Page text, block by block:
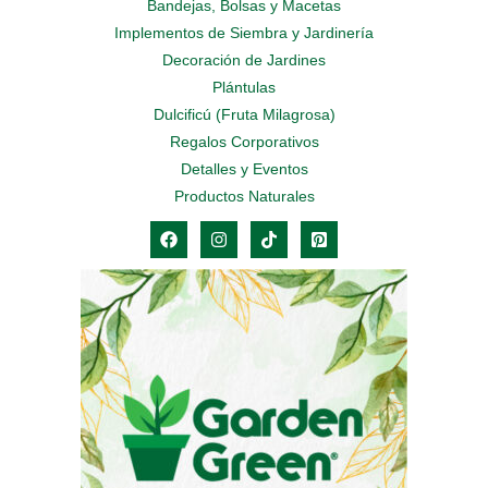
Bandejas, Bolsas y Macetas
Implementos de Siembra y Jardinería
Decoración de Jardines
Plántulas
Dulcificú (Fruta Milagrosa)
Regalos Corporativos
Detalles y Eventos
Productos Naturales